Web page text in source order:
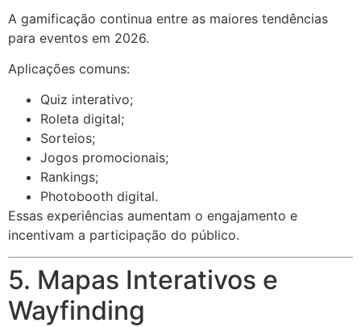
A gamificação continua entre as maiores tendências
para eventos em 2026.
Aplicações comuns:
Quiz interativo;
Roleta digital;
Sorteios;
Jogos promocionais;
Rankings;
Photobooth digital.
Essas experiências aumentam o engajamento e
incentivam a participação do público.
5. Mapas Interativos e
Wayfinding